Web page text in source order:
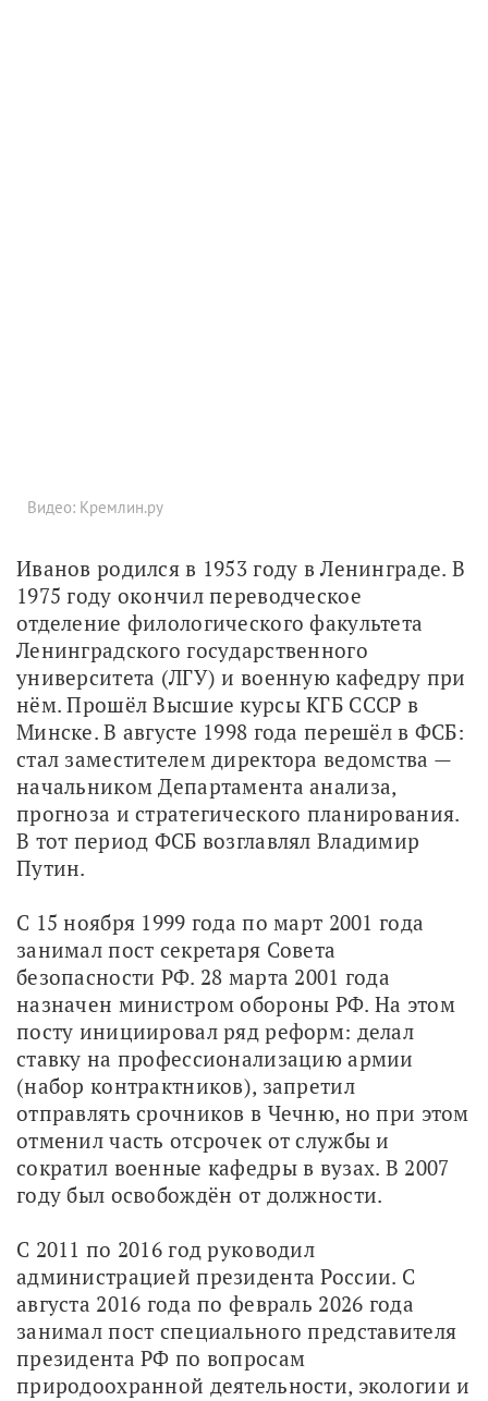
Видео: Кремлин.ру
Иванов родился в 1953 году в Ленинграде. В
1975 году окончил переводческое
отделение филологического факультета
Ленинградского государственного
университета (ЛГУ) и военную кафедру при
нём. Прошёл Высшие курсы КГБ СССР в
Минске. В августе 1998 года перешёл в ФСБ:
стал заместителем директора ведомства —
начальником Департамента анализа,
прогноза и стратегического планирования.
В тот период ФСБ возглавлял Владимир
Путин.
С 15 ноября 1999 года по март 2001 года
занимал пост секретаря Совета
безопасности РФ. 28 марта 2001 года
назначен министром обороны РФ. На этом
посту инициировал ряд реформ: делал
ставку на профессионализацию армии
(набор контрактников), запретил
отправлять срочников в Чечню, но при этом
отменил часть отсрочек от службы и
сократил военные кафедры в вузах. В 2007
году был освобождён от должности.
С 2011 по 2016 год руководил
администрацией президента России. С
августа 2016 года по февраль 2026 года
занимал пост специального представителя
президента РФ по вопросам
природоохранной деятельности, экологии и